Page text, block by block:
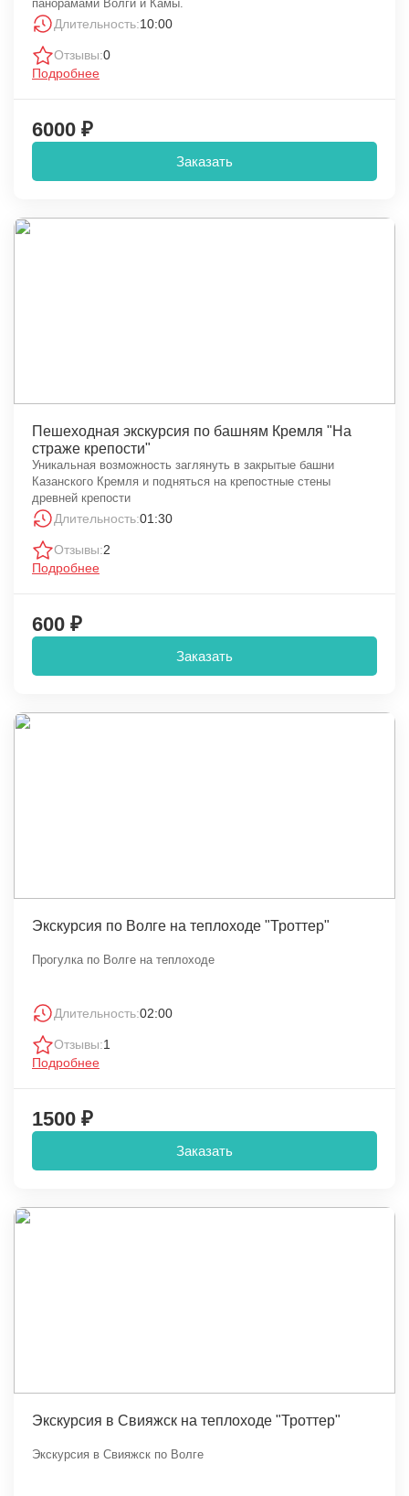
панорамами Волги и Камы.
Длительность:10:00
Отзывы:0
Подробнее
6000 ₽
Заказать
Пешеходная экскурсия по башням Кремля "На
страже крепости"
Уникальная возможность заглянуть в закрытые башни
Казанского Кремля и подняться на крепостные стены
древней крепости
Длительность:01:30
Отзывы:2
Подробнее
600 ₽
Заказать
Экскурсия по Волге на теплоходе "Троттер"
Прогулка по Волге на теплоходе
Длительность:02:00
Отзывы:1
Подробнее
1500 ₽
Заказать
Экскурсия в Свияжск на теплоходе "Троттер"
Экскурсия в Свияжск по Волге